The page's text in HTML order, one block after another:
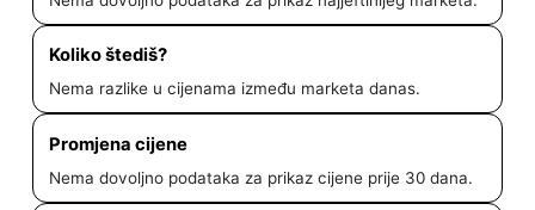
Koliko štediš?
Nema razlike u cijenama između marketa danas.
Promjena cijene
Nema dovoljno podataka za prikaz cijene prije 30 dana.